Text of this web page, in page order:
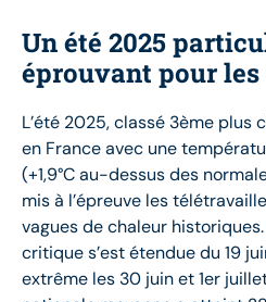
Un été 2025
éprouvant pour
L’été 2025, classé 3ème plus
en France avec une
(+1,9°C au-dessus des
mis à l’épreuve les
vagues de chaleur
critique s’est étendue du 19
extrême les 30 juin et 1er